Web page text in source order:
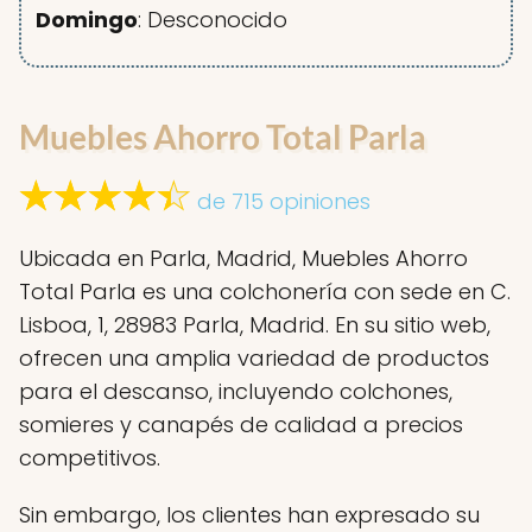
Domingo: Desconocido
Muebles Ahorro Total Parla
de 715 opiniones
Ubicada en Parla, Madrid, Muebles Ahorro
Total Parla es una colchonería con sede en C.
Lisboa, 1, 28983 Parla, Madrid. En su sitio web,
ofrecen una amplia variedad de productos
para el descanso, incluyendo colchones,
somieres y canapés de calidad a precios
competitivos.
Sin embargo, los clientes han expresado su